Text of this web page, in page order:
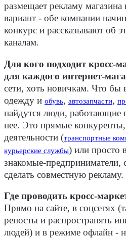
размещает рекламу
вариант - обе компании
конкурс и рассказывают об
каналам.
Для кого подходит кросс-
для каждого интернет-
сети, хоть новичкам. Что бы
одежду и обувь, автозапчасти,
найдутся люди, работающие
нее. Это прямые
деятельности (транспортные
курьерские службы) или просто
знакомые-
сделать совместную рекламу.
Где проводить кросс-
Прямо на сайте, в соцсетях
репосты и распространять
людей) и в режиме офлайн -